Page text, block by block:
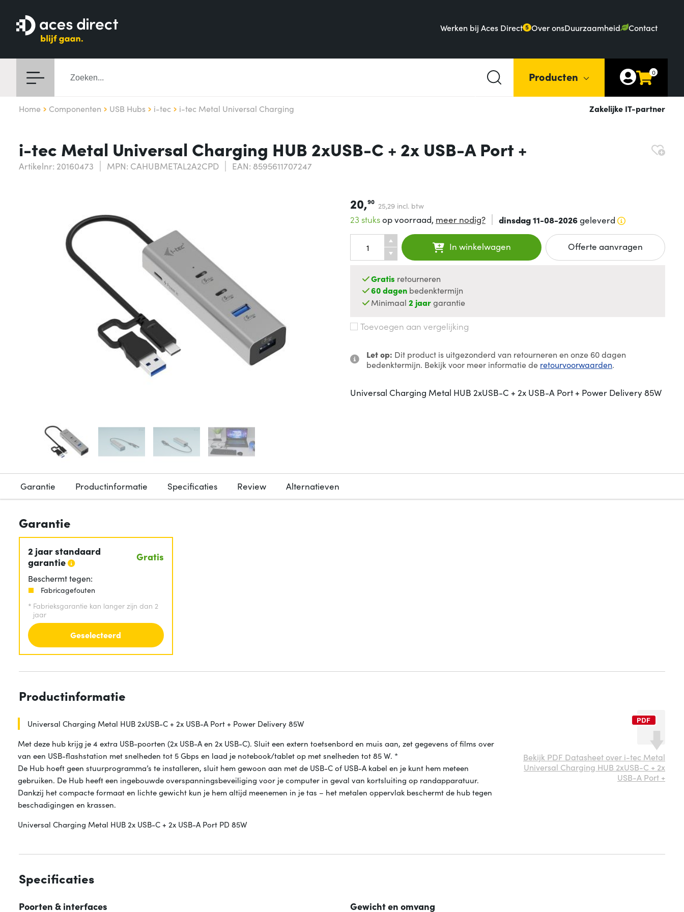
Werken bij Aces Direct 5 Over onsDuurzaamheid Contact
Producten 0
Home Componenten USB Hubs i-tec i-tec Metal Universal Charging Zakelijke IT-partner
i-tec Metal Universal Charging HUB 2xUSB-C + 2x USB-A Port +
Artikelnr: 20160473 MPN: CAHUBMETAL2A2CPD EAN: 8595611707247
20,90 25,29 incl. btw
23 stuksop voorraad, meer nodig? dinsdag 11-08-2026geleverd
In winkelwagen Offerte aanvragen
Gratis retourneren
60 dagen bedenktermijn
Minimaal2 jaargarantie
Toevoegen aan vergelijking
Let op: Dit product is uitgezonderd van retourneren en onze 60 dagen
bedenktermijn. Bekijk voor meer informatie de retourvoorwaarden.
Universal Charging Metal HUB 2xUSB-C + 2x USB-A Port + Power Delivery 85W
Garantie Productinformatie Specificaties Review Alternatieven
Garantie
2 jaar standaard
garantie
Gratis
Beschermt tegen:
Fabricagefouten
* Fabrieksgarantie kan langer zijn dan 2
jaar
Geselecteerd
Productinformatie
Universal Charging Metal HUB 2xUSB-C + 2x USB-A Port + Power Delivery 85W
Met deze hub krijg je 4 extra USB-poorten (2x USB-A en 2x USB-C). Sluit een extern toetsenbord en muis aan, zet gegevens of films over
van een USB-flashstation met snelheden tot 5 Gbps en laad je notebook/tablet op met snelheden tot 85 W. *
De Hub hoeft geen stuurprogramma’s te installeren, sluit hem gewoon aan met de USB-C of USB-A kabel en je kunt hem meteen
gebruiken. De Hub heeft een ingebouwde overspanningsbeveiliging voor je computer in geval van kortsluiting op randapparatuur.
Dankzij het compacte formaat en lichte gewicht kun je hem altijd meenemen in je tas – het metalen oppervlak beschermt de hub tegen
beschadigingen en krassen.
Universal Charging Metal HUB 2x USB-C + 2x USB-A Port PD 85W
Bekijk PDF Datasheet over i-tec Metal
Universal Charging HUB 2xUSB-C + 2x
USB-A Port +
Specificaties
Poorten & interfaces Gewicht en omvang